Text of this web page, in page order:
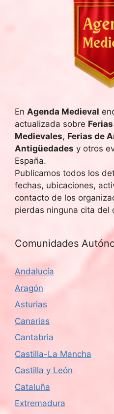
En Agenda Medieval
actualizada sobre
Medievales, Ferias de
Antigüedades y otros
España.
Publicamos todos los
fechas, ubicaciones,
contacto de los
pierdas ninguna cita del
Comunidades
Andalucía
Aragón
Asturias
Canarias
Cantabria
Castilla-La Mancha
Castilla y León
Cataluña
Extremadura